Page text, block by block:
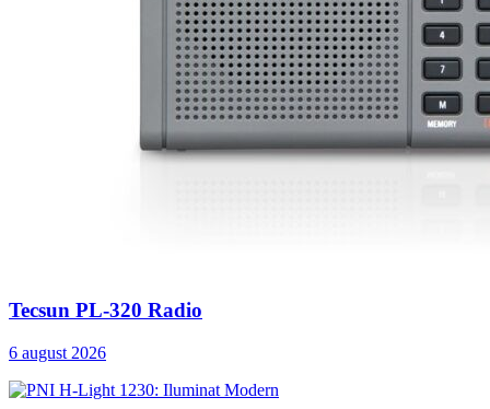
Tecsun PL-320 Radio
6 august 2026